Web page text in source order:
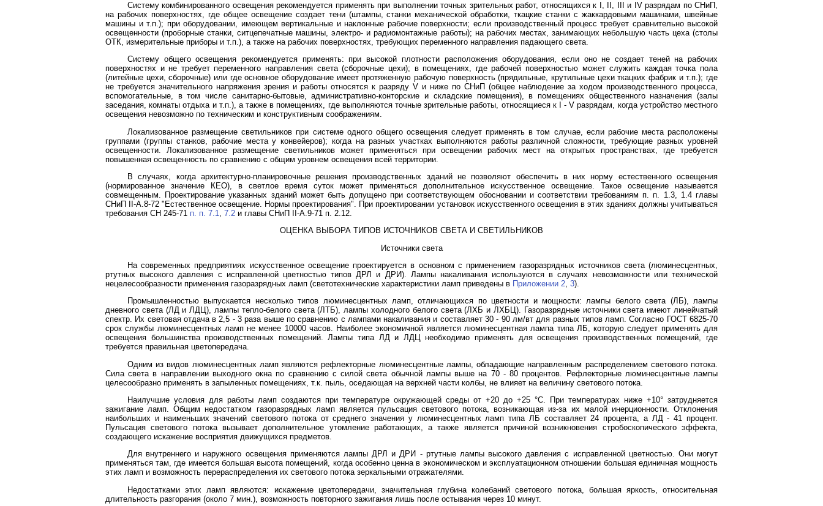
Систему комбинированного освещения рекомендуется применять при выполнении точных зрительных работ, относящихся к I, II, III и IV разрядам по СНиП,
на рабочих поверхностях, где общее освещение создает тени (штампы, станки механической обработки, ткацкие станки с жаккардовыми машинами, швейные
машины и т.п.); при оборудовании, имеющем вертикальные и наклонные рабочие поверхности; если производственный процесс требует сравнительно высокой
освещенности (проборные станки, ситцепечатные машины, электро- и радиомонтажные работы); на рабочих местах, занимающих небольшую часть цеха (столы
ОТК, измерительные приборы и т.п.), а также на рабочих поверхностях, требующих переменного направления падающего света.
Систему общего освещения рекомендуется применять: при высокой плотности расположения оборудования, если оно не создает теней на рабочих
поверхностях и не требует переменного направления света (сборочные цехи); в помещениях, где рабочей поверхностью может служить каждая точка пола
(литейные цехи, сборочные) или где основное оборудование имеет протяженную рабочую поверхность (прядильные, крутильные цехи ткацких фабрик и т.п.); где
не требуется значительного напряжения зрения и работы относятся к разряду V и ниже по СНиП (общее наблюдение за ходом производственного процесса,
вспомогательные, в том числе санитарно-бытовые, административно-конторские и складские помещения), в помещениях общественного назначения (залы
заседания, комнаты отдыха и т.п.), а также в помещениях, где выполняются точные зрительные работы, относящиеся к I - V разрядам, когда устройство местного
освещения невозможно по техническим и конструктивным соображениям.
Локализованное размещение светильников при системе одного общего освещения следует применять в том случае, если рабочие места расположены
группами (группы станков, рабочие места у конвейеров); когда на разных участках выполняются работы различной сложности, требующие разных уровней
освещенности. Локализованное размещение светильников может применяться при освещении рабочих мест на открытых пространствах, где требуется
повышенная освещенность по сравнению с общим уровнем освещения всей территории.
В случаях, когда архитектурно-планировочные решения производственных зданий не позволяют обеспечить в них норму естественного освещения
(нормированное значение КЕО), в светлое время суток может применяться дополнительное искусственное освещение. Такое освещение называется
совмещенным. Проектирование указанных зданий может быть допущено при соответствующем обосновании и соответствии требованиям п. п. 1.3, 1.4 главы
СНиП II-А.8-72 "Естественное освещение. Нормы проектирования". При проектировании установок искусственного освещения в этих зданиях должны учитываться
требования СН 245-71 п. п. 7.1, 7.2 и главы СНиП II-А.9-71 п. 2.12.
ОЦЕНКА ВЫБОРА ТИПОВ ИСТОЧНИКОВ СВЕТА И СВЕТИЛЬНИКОВ
Источники света
На современных предприятиях искусственное освещение проектируется в основном с применением газоразрядных источников света (люминесцентных,
ртутных высокого давления с исправленной цветностью типов ДРЛ и ДРИ). Лампы накаливания используются в случаях невозможности или технической
нецелесообразности применения газоразрядных ламп (светотехнические характеристики ламп приведены в Приложении 2 3).
Промышленностью выпускается несколько типов люминесцентных ламп, отличающихся по цветности и мощности: лампы белого света (ЛБ), лампы
дневного света (ЛД и ЛДЦ), лампы тепло-белого света (ЛТБ), лампы холодного белого света (ЛХБ и ЛХБЦ). Газоразрядные источники света имеют линейчатый
спектр. Их световая отдача в 2,5 - 3 раза выше по сравнению с лампами накаливания и составляет 30 - 90 лм/вт для разных типов ламп. Согласно ГОСТ 6825-70
срок службы люминесцентных ламп не менее 10000 часов. Наиболее экономичной является люминесцентная лампа типа ЛБ, которую следует применять для
освещения большинства производственных помещений. Лампы типа ЛД и ЛДЦ необходимо применять для освещения производственных помещений, где
требуется правильная цветопередача.
Одним из видов люминесцентных ламп являются рефлекторные люминесцентные лампы, обладающие направленным распределением светового потока.
Сила света в направлении выходного окна по сравнению с силой света обычной лампы выше на 70 - 80 процентов. Рефлекторные люминесцентные лампы
целесообразно применять в запыленных помещениях, т.к. пыль, оседающая на верхней части колбы, не влияет на величину светового потока.
Наилучшие условия для работы ламп создаются при температуре окружающей среды от +20 до +25 °C. При температурах ниже +10° затрудняется
зажигание ламп. Общим недостатком газоразрядных ламп является пульсация светового потока, возникающая из-за их малой инерционности. Отклонения
наибольших и наименьших значений светового потока от среднего значения у люминесцентных ламп типа ЛБ составляет 24 процента, а ЛД - 41 процент.
Пульсация светового потока вызывает дополнительное утомление работающих, а также является причиной возникновения стробоскопического эффекта,
создающего искажение восприятия движущихся предметов.
Для внутреннего и наружного освещения применяются лампы ДРЛ и ДРИ - ртутные лампы высокого давления с исправленной цветностью. Они могут
применяться там, где имеется большая высота помещений, когда особенно ценна в экономическом и эксплуатационном отношении большая единичная мощность
этих ламп и возможность перераспределения их светового потока зеркальными отражателями.
Недостатками этих ламп являются: искажение цветопередачи, значительная глубина колебаний светового потока, большая яркость, относительная
длительность разгорания (около 7 мин.), возможность повторного зажигания лишь после остывания через 10 минут.